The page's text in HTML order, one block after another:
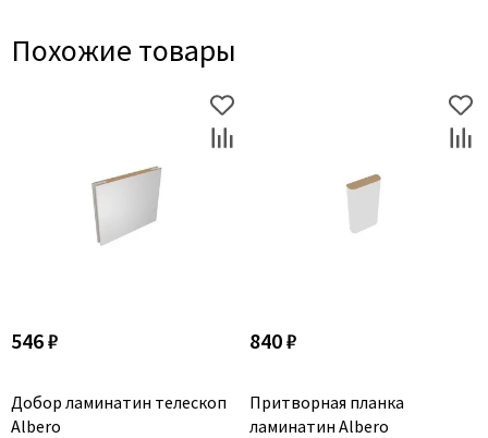
Похожие товары
546 ₽
Добор ламинатин телескоп
Albero
840 ₽
Притворная планка
ламинатин Albero